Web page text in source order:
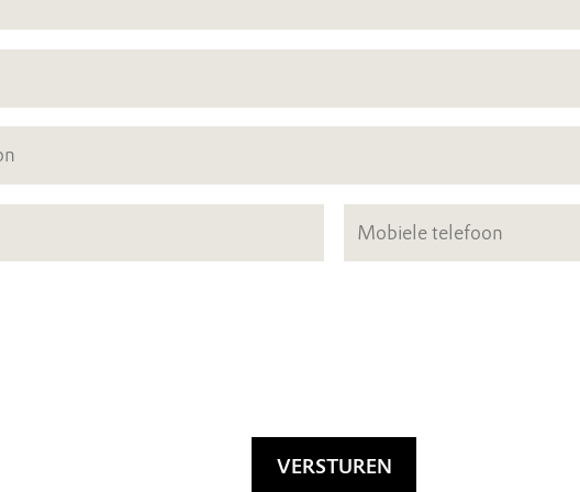
VERSTUREN